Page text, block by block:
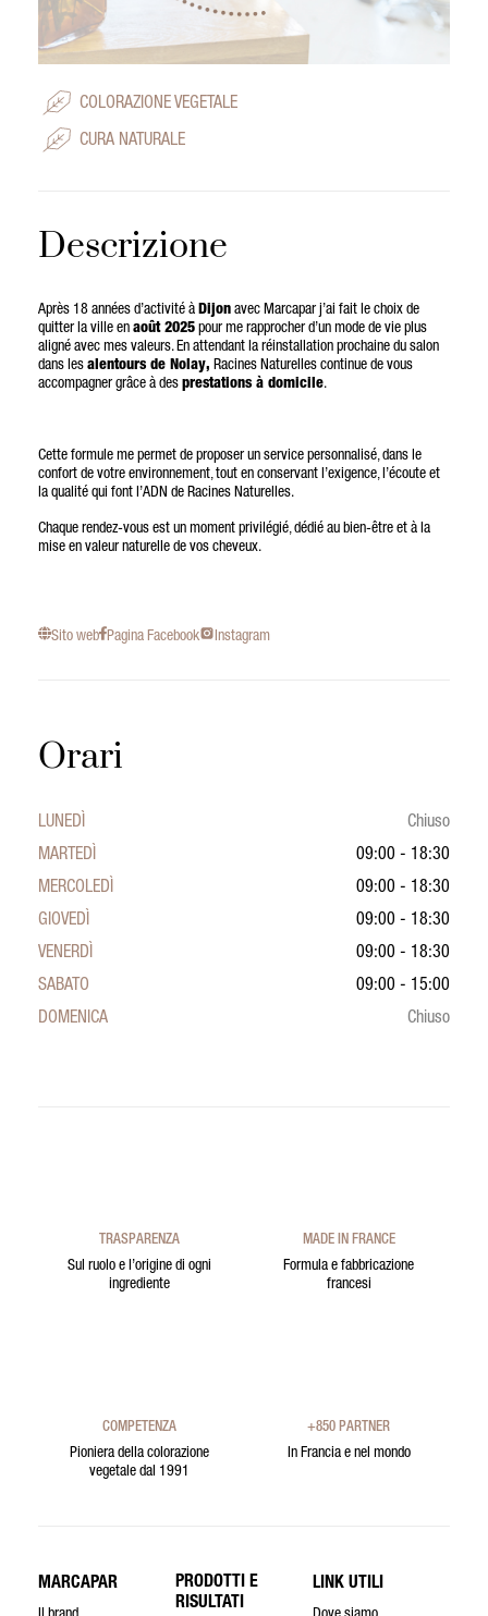
COLORAZIONE VEGETALE
CURA NATURALE
Descrizione
Après 18 années d’activité à Dijon avec Marcapar j’ai fait le choix de
quitter la ville en août 2025 pour me rapprocher d’un mode de vie plus
aligné avec mes valeurs. En attendant la réinstallation prochaine du salon
dans les alentours de Nolay, Racines Naturelles continue de vous
accompagner grâce à des prestations à domicile.
Cette formule me permet de proposer un service personnalisé, dans le
confort de votre environnement, tout en conservant l’exigence, l’écoute et
la qualité qui font l’ADN de Racines Naturelles.
Chaque rendez-vous est un moment privilégié, dédié au bien-être et à la
mise en valeur naturelle de vos cheveux.
Sito web Pagina Facebook Instagram
Orari
LUNEDÌ
Chiuso
MARTEDÌ
09:00 - 18:30
MERCOLEDÌ
09:00 - 18:30
GIOVEDÌ
09:00 - 18:30
VENERDÌ
09:00 - 18:30
SABATO
09:00 - 15:00
DOMENICA
Chiuso
TRASPARENZA
Sul ruolo e l’origine di ogni
ingrediente
MADE IN FRANCE
Formula e fabbricazione
francesi
COMPETENZA
Pioniera della colorazione
vegetale dal 1991
+850 PARTNER
In Francia e nel mondo
MARCAPAR
PRODOTTI E
RISULTATI
LINK UTILI